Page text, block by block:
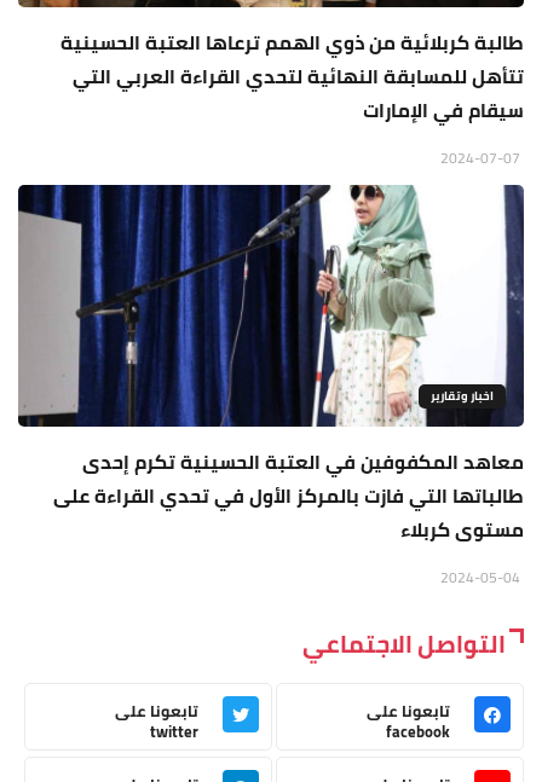
طالبة كربلائية من ذوي الهمم ترعاها العتبة الحسينية
تتأهل للمسابقة النهائية لتحدي القراءة العربي التي
سيقام في الإمارات
اخبار وتقارير
معاهد المكفوفين في العتبة الحسينية تكرم إحدى
طالباتها التي فازت بالمركز الأول في تحدي القراءة على
مستوى كربلاء
التواصل الاجتماعي
تابعونا على
facebook
تابعونا على
twitter